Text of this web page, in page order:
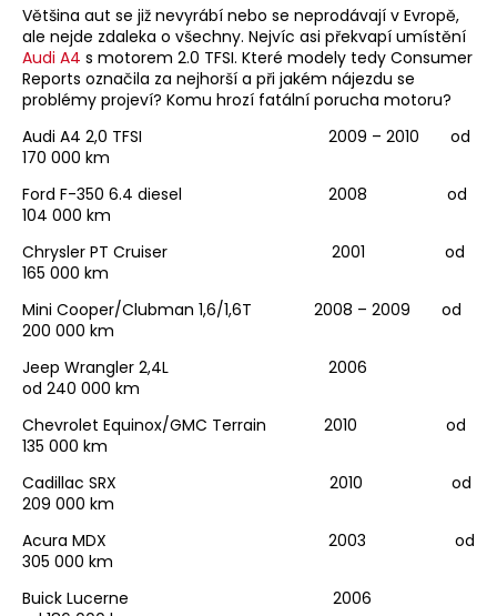
Většina aut se již nevyrábí nebo se neprodávají v Evropě,
ale nejde zdaleka o všechny. Nejvíc asi překvapí umístění
Audi A4 s motorem 2.0 TFSI. Které modely tedy Consumer
Reports označila za nejhorší a při jakém nájezdu se
problémy projeví? Komu hrozí fatální porucha motoru?
Audi A4 2,0 TFSI 2009 – 2010 od
170 000 km
Ford F-350 6.4 diesel 2008 od
104 000 km
Chrysler PT Cruiser 2001 od
165 000 km
Mini Cooper/Clubman 1,6/1,6T 2008 – 2009 od
200 000 km
Jeep Wrangler 2,4L 2006
od 240 000 km
Chevrolet Equinox/GMC Terrain 2010 od
135 000 km
Cadillac SRX 2010 od
209 000 km
Acura MDX 2003 od
305 000 km
Buick Lucerne 2006